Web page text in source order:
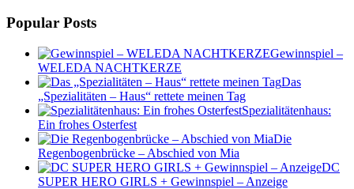
Popular Posts
Gewinnspiel –
WELEDA NACHTKERZE
Das
„Spezialitäten – Haus“ rettete meinen Tag
Spezialitätenhaus:
Ein frohes Osterfest
Die
Regenbogenbrücke – Abschied von Mia
DC
SUPER HERO GIRLS + Gewinnspiel – Anzeige